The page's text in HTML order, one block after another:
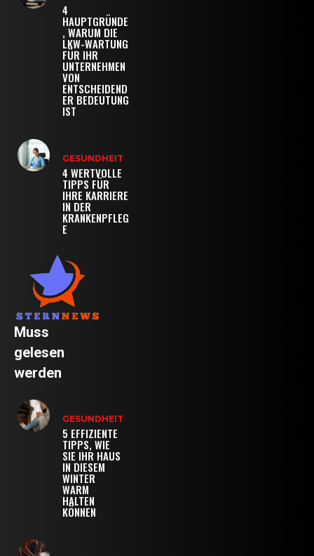
4
HAUPTGRÜNDE
, WARUM DIE
LKW-WARTUNG
FÜR IHR
UNTERNEHMEN
VON
ENTSCHEIDEND
ER BEDEUTUNG
IST
GESUNDHEIT
4 WERTVOLLE
TIPPS FÜR
IHRE KARRIERE
IN DER
KRANKENPFLEG
E
Muss
gelesen
werden
GESUNDHEIT
5 EFFIZIENTE
TIPPS, WIE
SIE IHR HAUS
IN DIESEM
WINTER
WARM
HALTEN
KÖNNEN